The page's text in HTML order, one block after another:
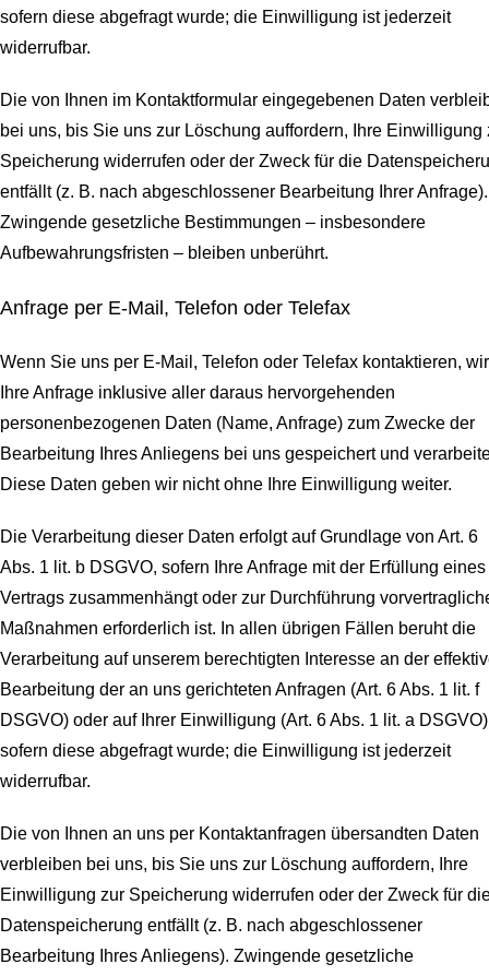
sofern diese abgefragt wurde; die Einwilligung ist jederzeit
widerrufbar.
Die von Ihnen im Kontaktformular eingegebenen Daten
bei uns, bis Sie uns zur Löschung auffordern, Ihre Einwilligung
Speicherung widerrufen oder der Zweck für die
entfällt (z. B. nach abgeschlossener Bearbeitung Ihrer Anfrage).
Zwingende gesetzliche Bestimmungen – insbesondere
Aufbewahrungsfristen – bleiben unberührt.
Anfrage per E-Mail, Telefon oder Telefax
Wenn Sie uns per E-Mail, Telefon oder Telefax kontaktieren,
Ihre Anfrage inklusive aller daraus hervorgehenden
personenbezogenen Daten (Name, Anfrage) zum Zwecke der
Bearbeitung Ihres Anliegens bei uns gespeichert und
Diese Daten geben wir nicht ohne Ihre Einwilligung weiter.
Die Verarbeitung dieser Daten erfolgt auf Grundlage von Art. 6
Abs. 1 lit. b DSGVO, sofern Ihre Anfrage mit der Erfüllung eines
Vertrags zusammenhängt oder zur Durchführung
Maßnahmen erforderlich ist. In allen übrigen Fällen beruht die
Verarbeitung auf unserem berechtigten Interesse an der
Bearbeitung der an uns gerichteten Anfragen (Art. 6 Abs. 1 lit. f
DSGVO) oder auf Ihrer Einwilligung (Art. 6 Abs. 1 lit. a DSGVO)
sofern diese abgefragt wurde; die Einwilligung ist jederzeit
widerrufbar.
Die von Ihnen an uns per Kontaktanfragen übersandten Daten
verbleiben bei uns, bis Sie uns zur Löschung auffordern, Ihre
Einwilligung zur Speicherung widerrufen oder der Zweck für
Datenspeicherung entfällt (z. B. nach abgeschlossener
Bearbeitung Ihres Anliegens). Zwingende gesetzliche